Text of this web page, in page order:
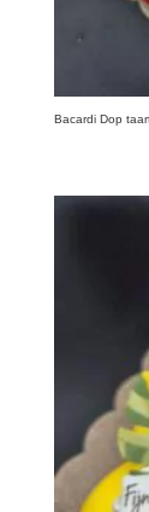
Bacardi Dop